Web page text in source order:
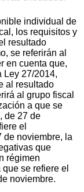
individual de
los requisitos y
resultado
se referirán al
en cuenta que,
Ley 27/2014,
al resultado
al grupo fiscal
a que se
de 27 de
el
de noviembre, la
que
régimen
se refiere el
noviembre.